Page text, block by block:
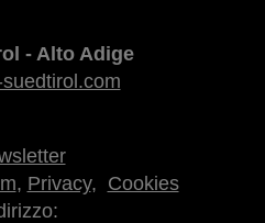
- Alto Adige
, Privacy, Cookies